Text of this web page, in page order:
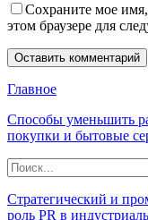
Сохраните мое
этом браузере для
Главное
Способы уменьшить
покупки и бытовые
Стратегический и
роль PR в